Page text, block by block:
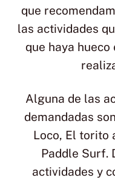
que
las actividades
que haya
Alguna de las
demandadas
Loco, El torito
Paddle Surf.
actividades y